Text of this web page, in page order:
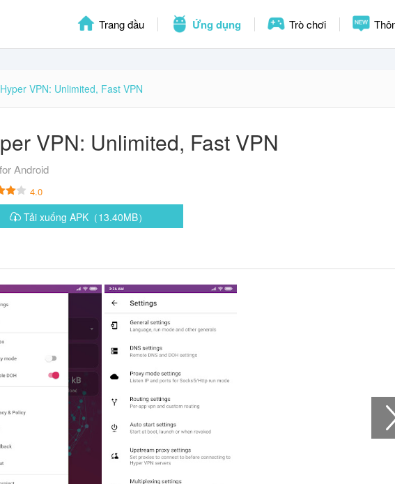
Trang đầu Ứng dụng Trò chơi
Hyper VPN: Unlimited, Fast VPN
VPN: Unlimited, Fast VPN
for Android
4.0
Tải xuống APK（13.40MB）